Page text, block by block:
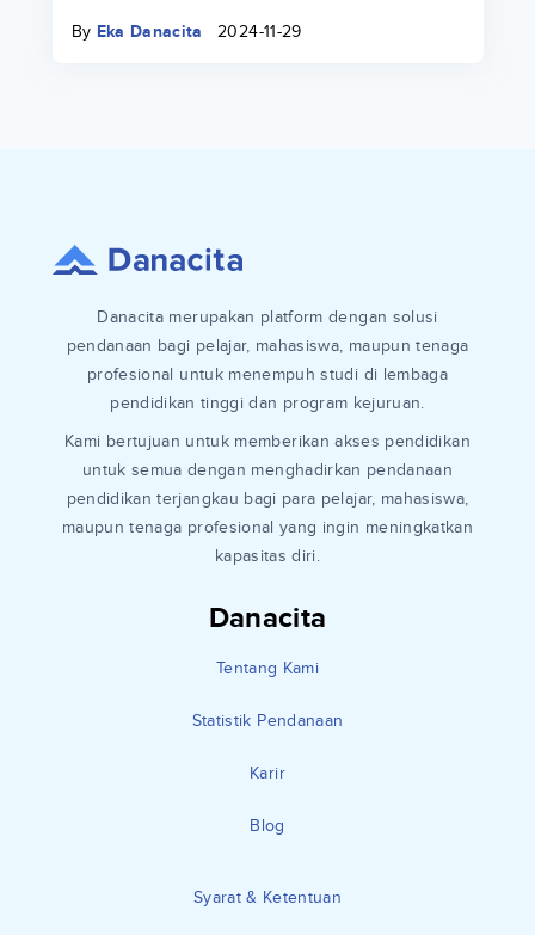
By Eka Danacita 2024-11-29
Danacita
Tentang Kami
Statistik Pendanaan
Karir
Blog
Syarat & Ketentuan
Danacita merupakan platform dengan solusi
pendanaan bagi pelajar, mahasiswa, maupun tenaga
profesional untuk menempuh studi di lembaga
pendidikan tinggi dan program kejuruan.
Kami bertujuan untuk memberikan akses pendidikan
untuk semua dengan menghadirkan pendanaan
pendidikan terjangkau bagi para pelajar, mahasiswa,
maupun tenaga profesional yang ingin meningkatkan
kapasitas diri.